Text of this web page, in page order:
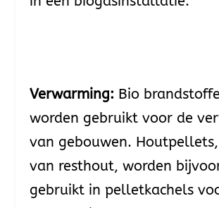
Verwarming: Bio
worden gebruikt voor de
van gebouwen.
van resthout, worden
gebruikt in pelletkachels